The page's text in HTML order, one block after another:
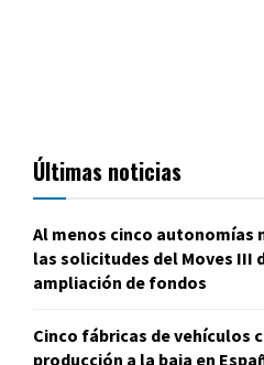
Últimas noticias
Al menos cinco autonomías
las solicitudes del Moves III
ampliación de fondos
Cinco fábricas de vehículos
producción a la baja en